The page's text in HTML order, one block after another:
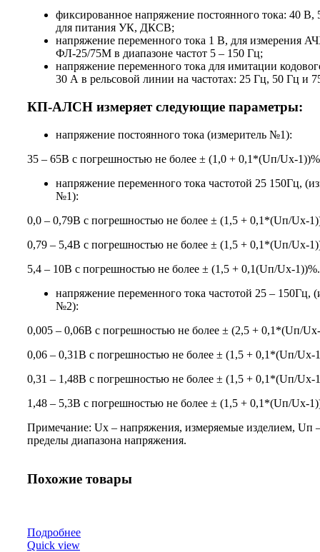
фиксированное напряжение постоянного тока: 40
для питания УК, ДКСВ;
напряжение переменного тока 1 В, для измерения
ФЛ-25/75М в диапазоне частот 5 – 150 Гц;
напряжение переменного тока для имитации
30 А в рельсовой линии на частотах: 25 Гц, 50 Гц и
КП-АЛСН измеряет следующие параметры:
напряжение постоянного тока (измеритель №1):
35 – 65В с погрешностью не более ± (1,0 + 0,1*(Uп/Uх-
напряжение переменного тока частотой 25 150Гц,
№1):
0,0 – 0,79В с погрешностью не более ± (1,5 + 0,1*(Uп/Uх-
0,79 – 5,4В с погрешностью не более ± (1,5 + 0,1*(Uп/Uх-
5,4 – 10В с погрешностью не более ± (1,5 + 0,1(Uп/Uх-1))%.
напряжение переменного тока частотой 25 – 150Гц,
№2):
0,005 – 0,06В с погрешностью не более ± (2,5 + 0,1*(Uп/
0,06 – 0,31В с погрешностью не более ± (1,5 + 0,1*(Uп/Uх-
0,31 – 1,48В с погрешностью не более ± (1,5 + 0,1*(Uп/Uх-
1,48 – 5,3В с погрешностью не более ± (1,5 + 0,1*(Uп/Uх-
Примечание: Ux – напряжения, измеряемые изделием, Uп
пределы диапазона напряжения.
Похожие товары
Подробнее
Quick view